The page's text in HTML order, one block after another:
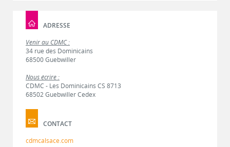
ADRESSE
Venir au CDMC :
34 rue des Dominicains
68500 Guebwiller
Nous écrire :
CDMC - Les Dominicains CS 8713
68502 Guebwiller Cedex
CONTACT
cdmcalsace.com